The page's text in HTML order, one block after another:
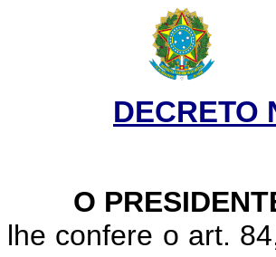
DECRETO
O
lhe confere o art.